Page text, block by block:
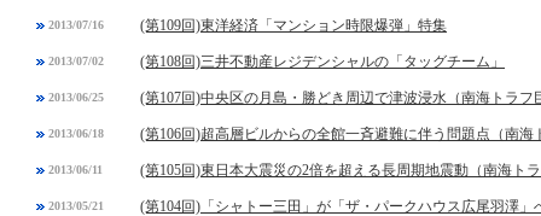
2013/07/16 (第109回)東洋経済「マンション時限爆弾」特集
2013/07/02 (第108回)三井不動産レジデンシャルの「タッグチーム」
2013/06/25 (第107回)中央区の月島・勝どき周辺で津波浸水（南海トラフ
2013/06/18 (第106回)超高層ビルからの全館一斉避難に伴う問題点（南
2013/06/11 (第105回)東日本大震災の2倍を超える長周期地震動（南海ト
2013/05/21 (第104回)「シャトー三田」が「ザ・パークハウス広尾羽澤」